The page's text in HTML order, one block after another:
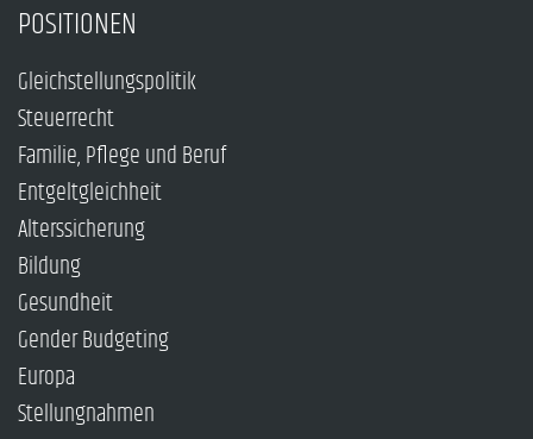
POSITIONEN
Gleichstellungspolitik
Steuerrecht
Familie, Pflege und Beruf
Entgeltgleichheit
Alterssicherung
Bildung
Gesundheit
Gender Budgeting
Europa
Stellungnahmen